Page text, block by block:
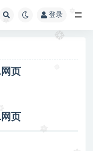
登录
页
页